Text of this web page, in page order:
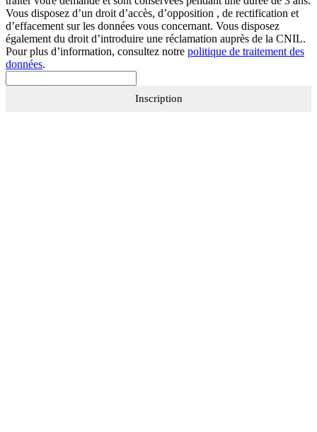
Vous disposez d’un droit d’accès, d’opposition , de rectification et
d’effacement sur les données vous concernant. Vous disposez
également du droit d’introduire une réclamation auprès de la CNIL.
Pour plus d’information, consultez notre politique de traitement des
données.
Inscription